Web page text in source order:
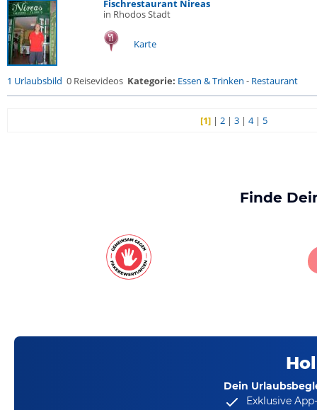
Fischrestaurant Nireas
in Rhodos Stadt
Karte
1 Urlaubsbild 0 Reisevideos Kategorie: Essen & Trinken - Restaurant
[1] |2 |3 |4| 5
Finde
Dein
Exklusive